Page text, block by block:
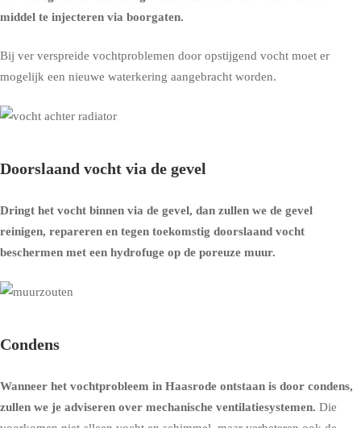
middel te injecteren via boorgaten.
Bij ver verspreide vochtproblemen door opstijgend vocht moet er
mogelijk een nieuwe waterkering aangebracht worden.
Doorslaand vocht via de gevel
Dringt het vocht binnen via de gevel, dan zullen we de gevel
reinigen, repareren en tegen toekomstig doorslaand vocht
beschermen met een hydrofuge op de poreuze muur.
Condens
Wanneer het vochtprobleem in Haasrode ontstaan is door condens,
zullen we je adviseren over mechanische ventilatiesystemen. Die